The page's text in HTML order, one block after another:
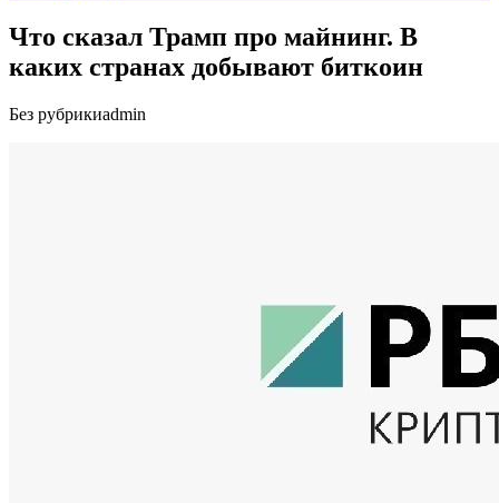
Что сказал Трамп про майнинг. В
каких странах добывают биткоин
Без рубрикиadmin